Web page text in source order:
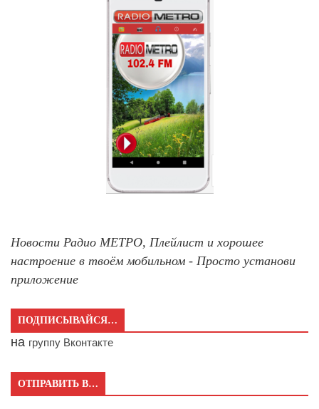
Новости Радио МЕТРО, Плейлист и хорошее
настроение в твоём мобильном - Просто установи
приложение
ПОДПИСЫВАЙСЯ…
на группу Вконтакте
ОТПРАВИТЬ В…